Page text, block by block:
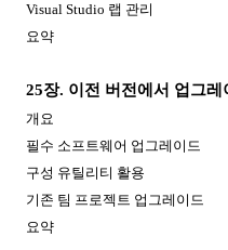
Visual Studio 랩 관리
요약
25장. 이전 버전에서 업그레
개요
필수 소프트웨어 업그레이드
구성 유틸리티 활용
기존 팀 프로젝트 업그레이드
요약